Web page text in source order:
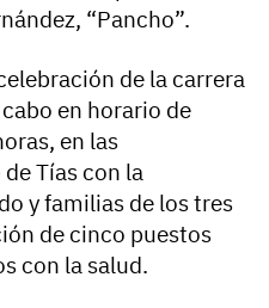
“Pancho”.
de la carrera
en horario de
en las
Tías con la
y familias de los tres
de cinco puestos
con la salud.